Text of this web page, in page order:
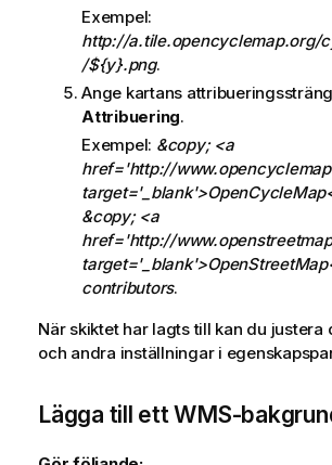
Exempel:
http://
/${y}.png.
Ange kartans
Attribuering.
Exempel: &copy; <a
href='http://
&copy; <a
href='http://
contributors.
När skiktet har lagts till kan du justera
och andra inställningar i
Lägga till ettWMS-